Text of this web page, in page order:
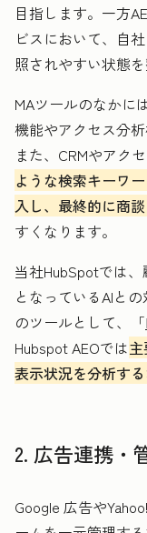
目指します。一方
ビスにおいて、自
照されやすい状態
MAツールのなかに
機能やアクセス分
また、CRMやアク
ような検索キーワ
入し、最終的に商
すくなります。
当社HubSpotでは
となっているAIと
のツールとして、「
Hubspot AEOでは
表示状況を分析す
2. 広告連携・
Google 広告や